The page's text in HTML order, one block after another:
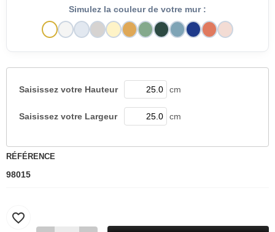
Simulez la couleur de votre mur :
Saisissez votre Hauteur cm
Saisissez votre Largeur cm
RÉFÉRENCE
98015
favorite_border